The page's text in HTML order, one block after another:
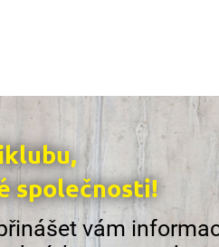
společnosti!
vám